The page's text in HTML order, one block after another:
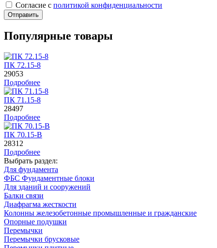
Cогласие с политикой конфиденциальности
Отправить
Популярные товары
ПК 72.15-8
29053
Подробнее
ПК 71.15-8
28497
Подробнее
ПК 70.15-B
28312
Подробнее
Выбрать раздел:
Для фундамента
ФБС Фундаментные блоки
Для зданий и сооружений
Балки связи
Диафрагма жесткости
Колонны железобетонные промышленные и гражданские
Опорные подушки
Перемычки
Перемычки брусковые